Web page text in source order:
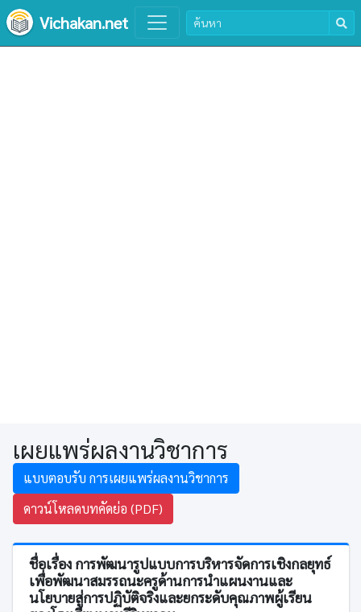
Vichakan.net
เผยแพร่ผลงานวิชาการ
แบบตอบรับ การเผยแพร่ผลงานวิชาการ
ดาวน์โหลดบทคัดย่อ (PDF)
ชื่อเรื่อง การพัฒนารูปแบบการบริหารจัดการเชิงกลยุทธ์
เพื่อพัฒนาสมรรถนะครูด้านการนำแผนงานและ
นโยบายสู่การปฏิบัติจริงและยกระดับคุณภาพผู้เรียน